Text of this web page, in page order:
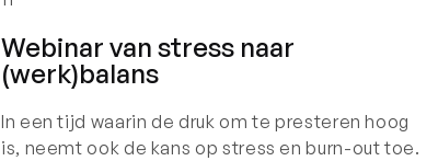
Webinar van stress naar
(werk)balans
In een tijd waarin de druk om te presteren hoog
is, neemt ook de kans op stress en burn-out toe.